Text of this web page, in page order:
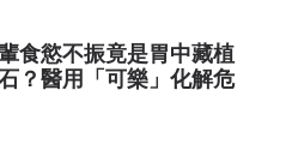
食慾不振竟是胃中藏植
？醫用「可樂」化解危